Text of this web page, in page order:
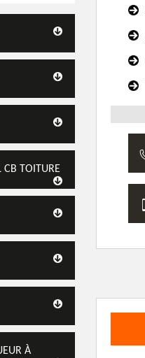
CB TOITURE
À